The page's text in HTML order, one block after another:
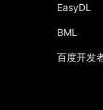
EasyDL
BML
百度开发